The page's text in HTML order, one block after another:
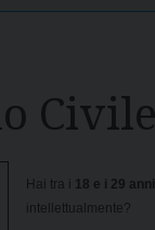
Hai tra i 18 e i 29 anni
intellettualmente?